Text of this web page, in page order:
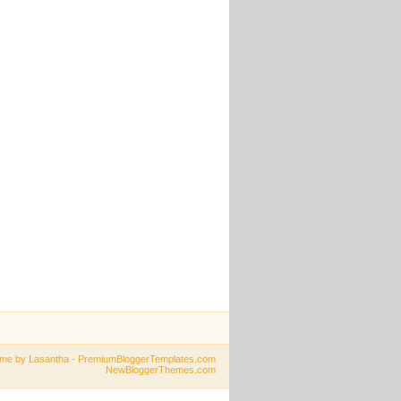
by Lasantha - PremiumBloggerTemplates.com
NewBloggerThemes.com